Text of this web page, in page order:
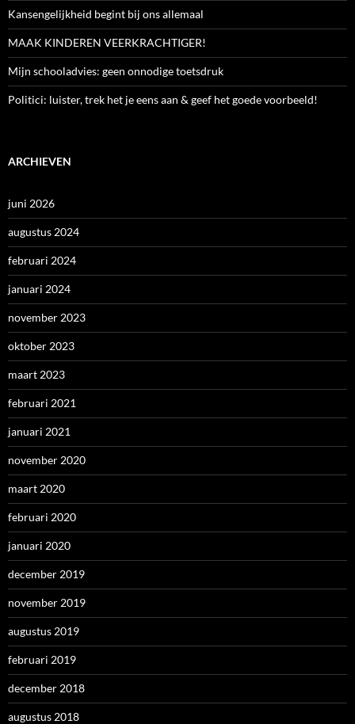
Kansengelijkheid begint bij ons allemaal
MAAK KINDEREN VEERKRACHTIGER!
Mijn schooladvies: geen onnodige toetsdruk
Politici: luister, trek het je eens aan & geef het goede voorbeeld!
ARCHIEVEN
juni 2026
augustus 2024
februari 2024
januari 2024
november 2023
oktober 2023
maart 2023
februari 2021
januari 2021
november 2020
maart 2020
februari 2020
januari 2020
december 2019
november 2019
augustus 2019
februari 2019
december 2018
augustus 2018